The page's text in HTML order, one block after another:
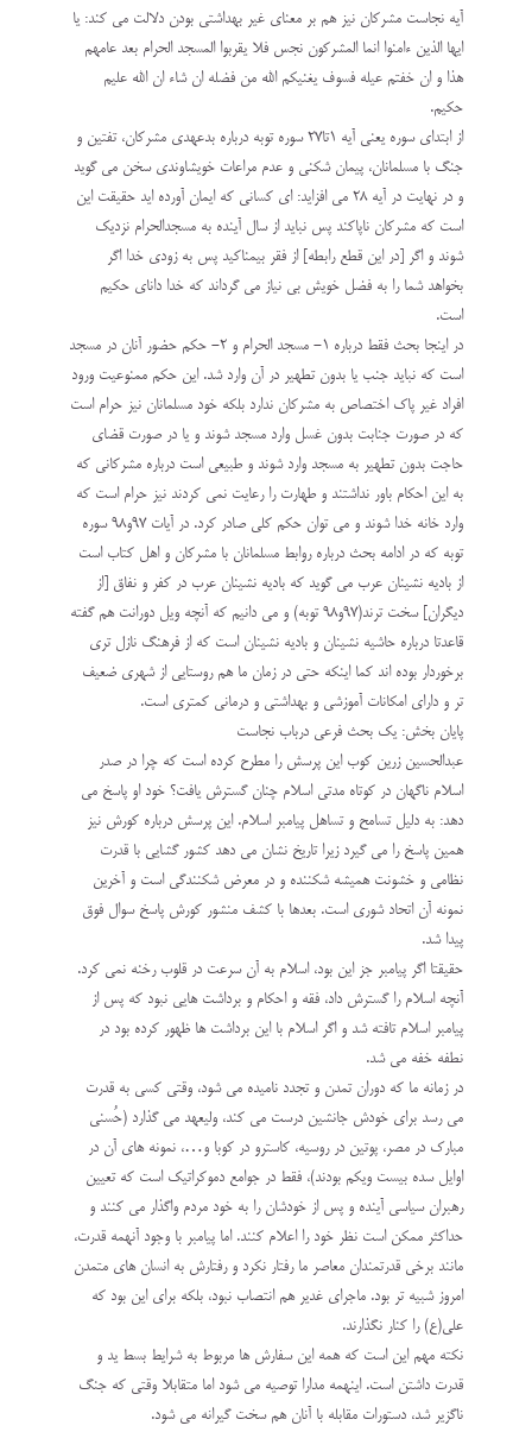
آیه نجاست مشرکان نیز هم بر معنای غیر بهداشتی بودن دلالت می کند: يا
ايها الذين ءامنوا انما المشركون نجس فلا يقربوا المسجد الحرام بعد عامهم
هذا و ان خفتم عيله فسوف يغنيكم الله من فضله ان شاء ان الله عليم
حكيم.
از ابتدای سوره یعنی آیه 1تا27 سوره توبه درباره بدعهدی مشرکان، تفتین و
جنگ با مسلمانان، پیمان شکنی و عدم مراعات خویشاوندی سخن می گوید
و در نهایت در آیه 28 می افزاید: اى كسانى كه ايمان آورده‏ ايد حقيقت اين
است كه مشركان ناپاكند پس نبايد از سال آينده به مسجدالحرام نزديك
شوند و اگر [در اين قطع رابطه] از فقر بيمناكيد پس به زودى خدا اگر
بخواهد شما را به فضل خويش بى ‏نياز مى‏ گرداند كه خدا داناى حكيم
است.
در اینجا بحث فقط درباره 1- مسجد الحرام و 2- حکم حضور آنان در مسجد
است که نباید جنب یا بدون تطهیر در آن وارد شد. این حکم ممنوعیت ورود
افراد غیر پاک اختصاص به مشرکان ندارد بلکه خود مسلمانان نیز حرام است
که در صورت جنابت بدون غسل وارد مسجد شوند و یا در صورت قضای
حاجت بدون تطهیر به مسجد وارد شوند و طبیعی است درباره مشرکانی که
به این احکام باور نداشتند و طهارت را رعایت نمی کردند نیز حرام است که
وارد خانه خدا شوند و می توان حکم کلی صادر کرد. در آیات 97و98 سوره
توبه که در ادامه بحث درباره روابط مسلمانان با مشرکان و اهل کتاب است
از بادیه نشینان عرب می گوید که باديه‏ نشينان عرب در كفر و نفاق [از
ديگران] سخت‏ ترند(97و98 توبه) و می دانیم که آنچه ویل دورانت هم گفته
قاعدتا درباره حاشیه نشینان و بادیه نشینان است که از فرهنگ نازل تری
برخوردار بوده اند کما اینکه حتی در زمان ما هم روستایی از شهری ضعیف
تر و دارای امکانات آموزشی و بهداشتی و درمانی کمتری است.
پایان بخش: یک بحث فرعی درباب نجاست
عبدالحسین زرین کوب این پرسش را مطرح کرده است که چرا در صدر
اسلام ناگهان در کوتاه مدتی اسلام چنان گسترش یافت؟ خود او پاسخ می
دهد: به دلیل تسامح و تساهل پیامبر اسلام. این پرسش درباره کورش نیز
همین پاسخ را می گیرد زیرا تاریخ نشان می دهد کشور گشایی با قدرت
نظامی و خشونت همیشه شکننده و در معرض شکنندگی است و آخرین
نمونه آن اتحاد شوری است. بعدها با کشف منشور کورش پاسخ سوال فوق
پیدا شد.
حقیقتا اگر پیامبر جز این بود، اسلام به آن سرعت در قلوب رخنه نمی کرد.
آنچه اسلام را گسترش داد، فقه و احکام و برداشت هایی نبود که پس از
پیامبر اسلام تافته شد و اگر اسلام با این برداشت ها ظهور کرده بود در
نطفه خفه می شد.
در زمانه ما که دوران تمدن و تجدد نامیده می شود، وقتی کسی به قدرت
می رسد برای خودش جانشین درست می کند، ولیعهد می گذارد (حُسنی
مبارک در مصر، پوتین در روسیه، کاسترو در کوبا و…، نمونه های آن در
اوایل سده بیست ویکم بودند)، فقط در جوامع دموکراتیک است که تعیین
رهبران سیاسی آینده و پس از خودشان را به خود مردم واگذار می کنند و
حداکثر ممکن است نظر خود را اعلام کنند. اما پیامبر با وجود آنهمه قدرت،
مانند برخی قدرتمندان معاصر ما رفتار نکرد و رفتارش به انسان های متمدن
امروز شبیه تر بود. ماجرای غدیر هم انتصاب نبود، بلکه برای این بود که
علی(ع) را کنار نگذارند.
نکته مهم این است که همه این سفارش ها مربوط به شرایط بسط ید و
قدرت داشتن است. اینهمه مدارا توصیه می شود اما متقابلا وقتی که جنگ
ناگزیر شد، دستورات مقابله با آنان هم سخت گیرانه می شود.